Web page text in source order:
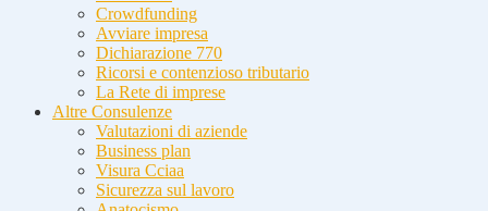
Crowdfunding
Avviare impresa
Dichiarazione 770
Ricorsi e contenzioso tributario
La Rete di imprese
Altre Consulenze
Valutazioni di aziende
Business plan
Visura Cciaa
Sicurezza sul lavoro